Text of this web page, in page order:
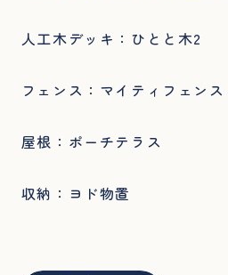
人工木デッキ：ひとと木2
フェンス：マイティフェンス
屋根：ポーチテラス
収納：ヨド物置